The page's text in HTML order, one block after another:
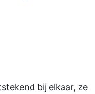
bij elkaar, ze